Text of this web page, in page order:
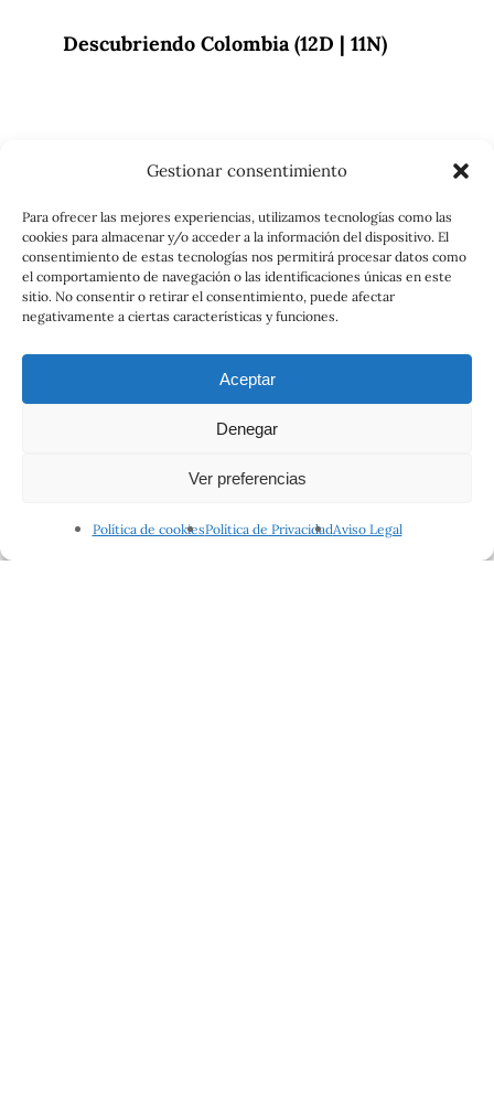
Gestionar consentimiento
Para ofrecer las mejores experiencias, utilizamos tecnologías como las
cookies para almacenar y/o acceder a la información del dispositivo. El
consentimiento de estas tecnologías nos permitirá procesar datos como
el comportamiento de navegación o las identificaciones únicas en este
sitio. No consentir o retirar el consentimiento, puede afectar
negativamente a ciertas características y funciones.
Aceptar
Denegar
Ver preferencias
Política de cookiesPolítica de PrivacidadAviso Legal
Descubriendo Colombia (12D | 11N)